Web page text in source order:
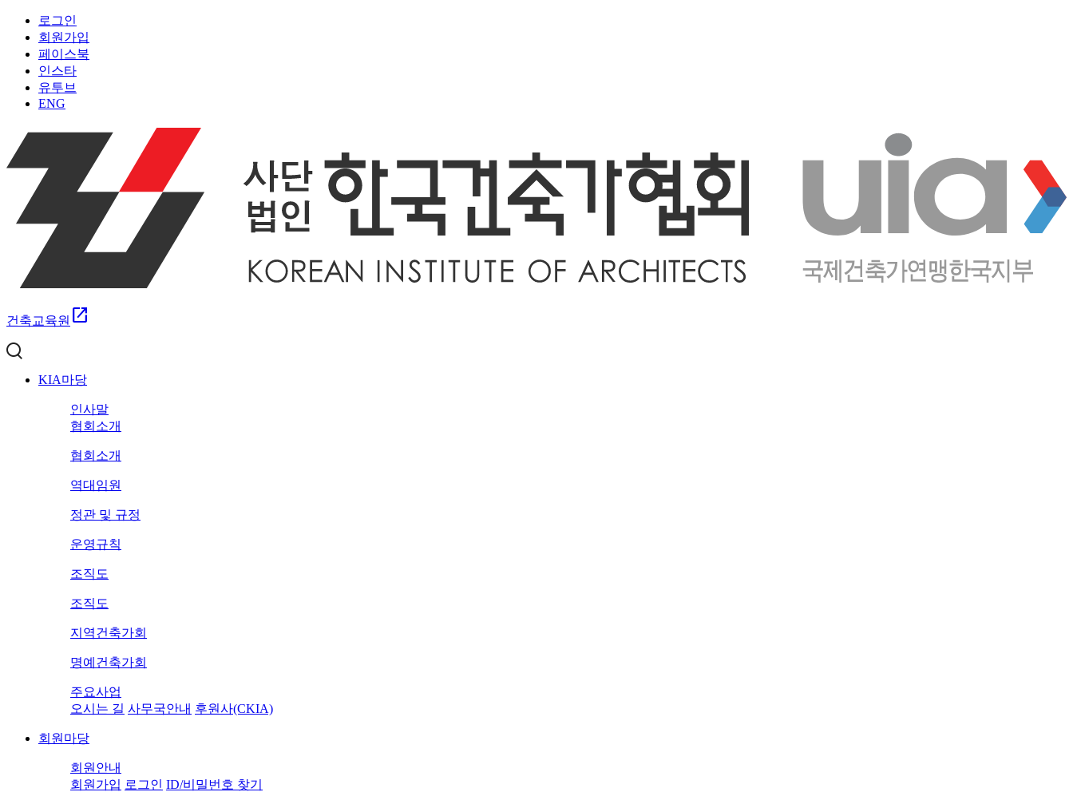
로그인
회원가입
페이스북
인스타
유투브
ENG
건축교육원 open_in_new
KIA마당
인사말
협회소개
협회소개
역대임원
정관 및 규정
운영규칙
조직도
조직도
지역건축가회
명예건축가회
주요사업
오시는 길 사무국안내 후원사(CKIA)
회원마당
회원안내
회원가입 로그인 ID/비밀번호 찾기